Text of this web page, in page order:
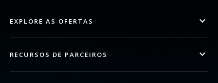
EXPLORE AS OFERTAS
RECURSOS DE PARCEIROS